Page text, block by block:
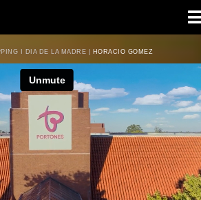
I DIA DE LA MADRE | HORACIO GOMEZ